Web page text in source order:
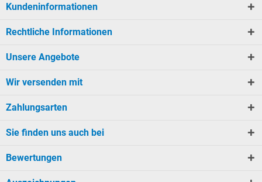
Kundeninformationen
Rechtliche Informationen
Unsere Angebote
Wir versenden mit
Zahlungsarten
Sie finden uns auch bei
Bewertungen